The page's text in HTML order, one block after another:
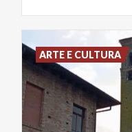
ARTE E CULTURA